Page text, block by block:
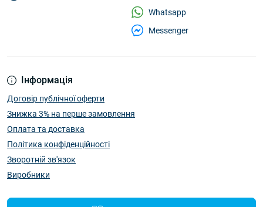
Інформація
Договір публічної оферти
Знижка 3% на перше замовлення
Оплата та доставка
Політика конфіденційності
Зворотній зв'язок
Виробники
Whatsapp
Messenger